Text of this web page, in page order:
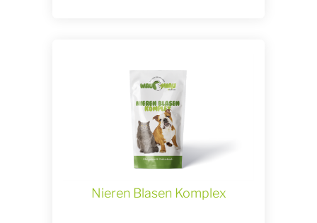
Nieren Blasen Komplex